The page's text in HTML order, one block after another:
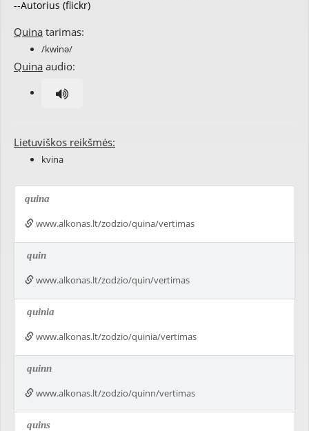
--Autorius (flickr)
Quina tarimas:
/kwinə/
Quina audio:
Lietuviškos reikšmės:
kvina
quina
www.alkonas.lt/zodzio/quina/vertimas
quin
www.alkonas.lt/zodzio/quin/vertimas
quinia
www.alkonas.lt/zodzio/quinia/vertimas
quinn
www.alkonas.lt/zodzio/quinn/vertimas
quins